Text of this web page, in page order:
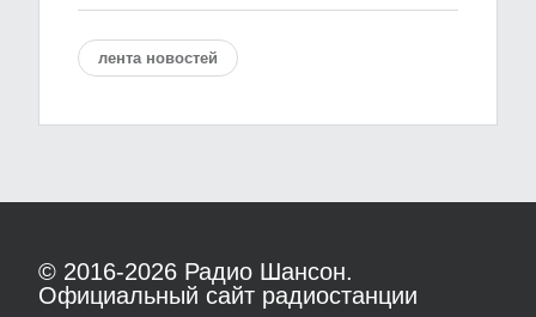
лента новостей
© 2016-2026 Радио Шансон.
Официальный сайт радиостанции